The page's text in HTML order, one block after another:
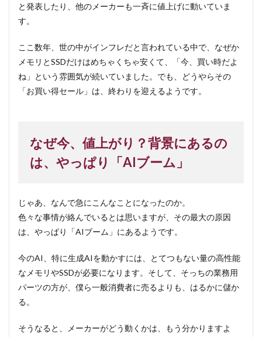
と発表したり、他のメーカーも一斉に値上げに動いていま
す。
ここ数年、世の中がインフレだと言われている中で、なぜか
メモリとSSDだけはめちゃくちゃ安くて、「今、買い時だよ
ね」という雰囲気が続いていました。でも、どうやらその
「お買い得セール」は、終わりを迎えるようです。
なぜ今、値上がり？背景にあるの
は、やっぱり「AIブーム」
じゃあ、なんで急にこんなことになったのか。
色々な事情が絡んでいるとは思いますが、その最大の原因
は、やっぱり「AIブーム」にあるようです。
今のAI、特に生成AIを動かすには、とてつもない量の高性能
なメモリやSSDが必要になります。そして、そっちの業務用
パーツの方が、僕ら一般消費者に売るよりも、はるかに儲か
る。
そうなると、メーカーがどう動くかは、もう分かりますよ